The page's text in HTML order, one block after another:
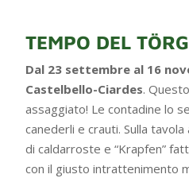
TEMPO DEL
Dal 23 settembre al 16
Castelbello-Ciardes.
assaggiato! Le contadine lo
canederli e crauti. Sulla
di caldarroste e “Krapfen”
con il giusto intrattenimento